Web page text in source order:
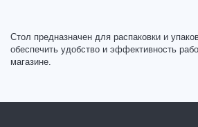
Стол предназначен для распаковки и
обеспечить удобство и эффективность
магазине.